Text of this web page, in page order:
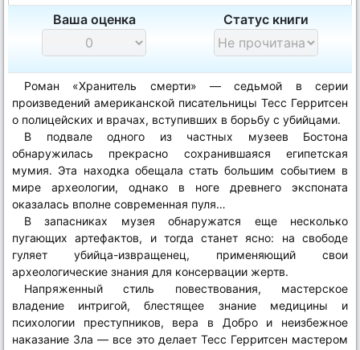
Ваша оценка Статус книги
Роман «Хранитель смерти» — седьмой в серии
произведений американской писательницы Тесс Герритсен
о полицейских и врачах, вступивших в борьбу с убийцами.
В подвале одного из частных музеев Бостона
обнаружилась прекрасно сохранившаяся египетская
мумия. Эта находка обещала стать большим событием в
мире археологии, однако в ноге древнего экспоната
оказалась вполне современная пуля…
В запасниках музея обнаружатся еще несколько
пугающих артефактов, и тогда станет ясно: на свободе
гуляет убийца-извращенец, применяющий свои
археологические знания для консервации жертв.
Напряженный стиль повествования, мастерское
владение интригой, блестящее знание медицины и
психологии преступников, вера в Добро и неизбежное
наказание Зла — все это делает Тесс Герритсен мастером